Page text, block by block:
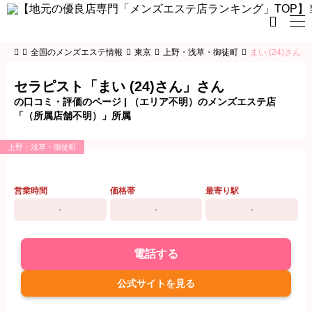

全国のメンズエステ情報 東京 上野・浅草・御徒町 まい (24)さん
セラピスト「まい (24)さん」さん
の口コミ・評価のページ | （エリア不明）のメンズエステ店
「（所属店舗不明）」所属
上野・浅草・御徒町
営業時間
-
価格帯
-
最寄り駅
-
電話する
公式サイトを見る